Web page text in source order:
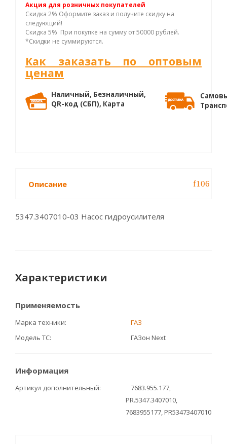
Акция для розничных покупателей
Скидка 2% Оформите заказ и получите скидку на
следующий!
Скидка 5% При покупке на сумму от 50000 рублей.
*Скидки не суммируются.
Как заказать по оптовым
ценам
Наличный, Безналичный,
QR-код (СБП), Карта
Описание
5347.3407010-03 Насос гидроусилителя
Характеристики
Применяемость
Марка техники
ГАЗ
Модель ТС
ГАЗон Next
Информация
Артикул дополнительный
7683.955.177,
PR.5347.3407010,
7683955177, PR53473407010